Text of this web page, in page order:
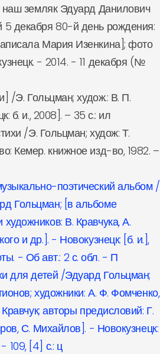
наш земляк Эдуард Данилович
5 декабря 80-й день рождения:
Мария Изенкина]; фото
- 2014. - 11 декабря (№
/Э. Гольцман; худож.: В. П.
б. и., 2008]. – 35 с.: ил
/Э. Гольцман; худож: Т.
Кемер. книжное изд-во, 1982. –
поэтический альбом /
Гольцман; [в альбоме
В. Кравчука, А.
и др.]. - Новокузнецк: [б. и.],
- Об авт.: 2 с. обл. - П
для детей /Эдуард Гольцман;
художники: А. Ф. Фомченко,
авторы предисловий: Г.
С. Михайлов]. - Новокузнецк:
[4] с.: ц